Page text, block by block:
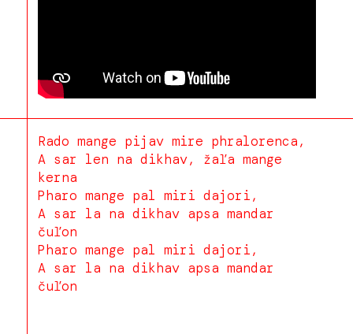
Rado mange pijav mire phralorenca,
A sar len na dikhav, žaľa mange
kerna
Pharo mange pal miri dajori,
A sar la na dikhav apsa mandar
čuľon
Pharo mange pal miri dajori,
A sar la na dikhav apsa mandar
čuľon